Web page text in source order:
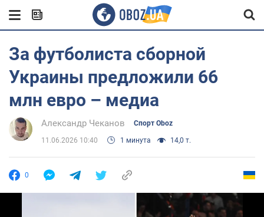
За футболиста сборной
Украины предложили 66
млн евро – медиа
Александр Чеканов Спорт Oboz
11.06.2026 10:40 1 минута 14,0 т.
0